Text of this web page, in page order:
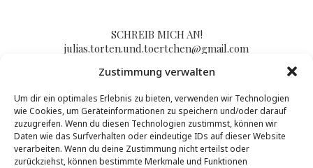
Zustimmung verwalten
Um dir ein optimales Erlebnis zu bieten, verwenden wir Technologien
wie Cookies, um Geräteinformationen zu speichern und/oder darauf
zuzugreifen. Wenn du diesen Technologien zustimmst, können wir
Daten wie das Surfverhalten oder eindeutige IDs auf dieser Website
verarbeiten. Wenn du deine Zustimmung nicht erteilst oder
zurückziehst, können bestimmte Merkmale und Funktionen
SCHREIB MICH AN!
julias.torten.und.toertchen@gmail.com
Impressum/Kontakt & Datenschutzerklärung